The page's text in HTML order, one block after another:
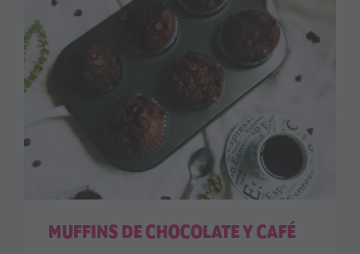
MUFFINS DE CHOCOLATE Y CAFÉ